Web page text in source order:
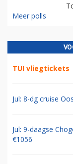
Meer polls
TUI vliegtickets
Jul: 8-dg cruise
Jul: 9-daagse
€1056